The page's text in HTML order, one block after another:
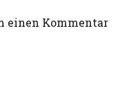
einen Kommentar